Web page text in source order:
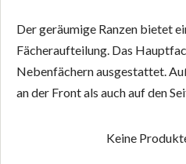
Der geräumige Ranzen bietet
Fächeraufteilung. Das
Nebenfächern ausgestattet.
an der Front als auch auf den
Keine